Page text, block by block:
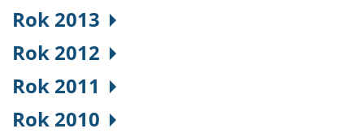
Rok 2013
Rok 2012
Rok 2011
Rok 2010